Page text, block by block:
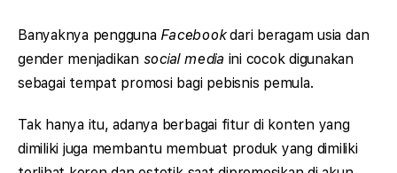
Banyaknya pengguna Facebookdari beragam usia dan
gender menjadikan social media ini cocok digunakan
sebagai tempat promosi bagi pebisnis pemula.
Tak hanya itu, adanya berbagai fitur di konten yang
dimiliki juga membantu membuat produk yang dimiliki